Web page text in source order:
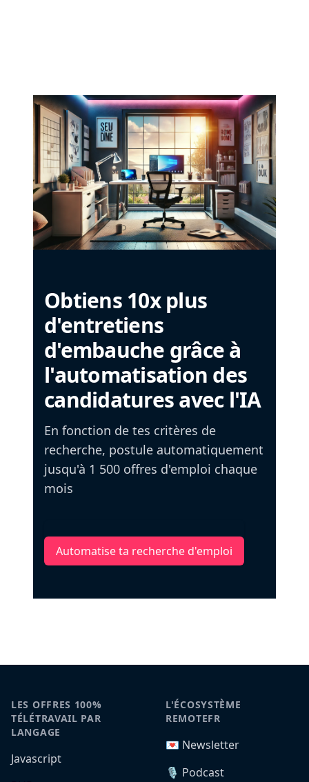
Obtiens 10x plus
d'entretiens
d'embauche grâce à
l'automatisation des
candidatures avec l'IA
En fonction de tes critères de
recherche, postule automatiquement
jusqu'à 1 500 offres d'emploi chaque
mois
Automatise ta recherche d'emploi
LES OFFRES 100%
TÉLÉTRAVAIL PAR
LANGAGE
Javascript
L'ÉCOSYSTÈME
REMOTEFR
💌 Newsletter
🎙️ Podcast